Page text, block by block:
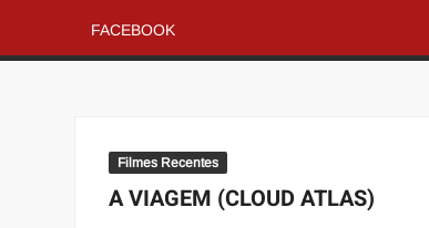
FACEBOOK
Filmes Recentes
A VIAGEM (CLOUD ATLAS)